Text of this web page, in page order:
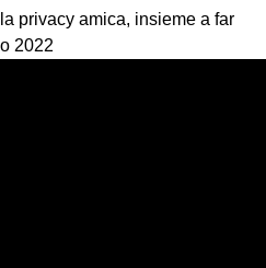
privacy amica, insieme a far
2022